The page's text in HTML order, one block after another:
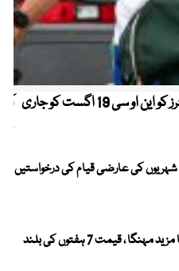
کیریبین پریمیئر لیگ ، قومی کرکٹرز کو این او سی 19 اگست کو جاری
شہریوں کی عارضی قیام کی درخواستیں
عالمی مارکیٹ میں سونا مزید مہنگا ، قیمت 7 ہفتوں کی بلند